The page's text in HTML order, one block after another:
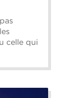
celle qui